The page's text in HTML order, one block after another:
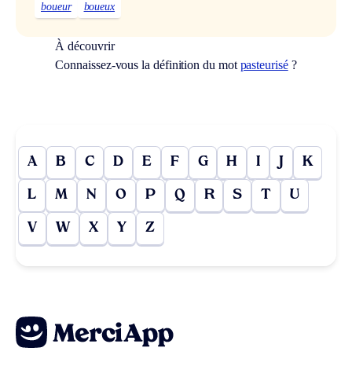
boueur boueux
À découvrir
Connaissez-vous la définition du mot pasteurisé?
A B C D E F G H I J K
L M N O P Q R S T U
V W X Y Z